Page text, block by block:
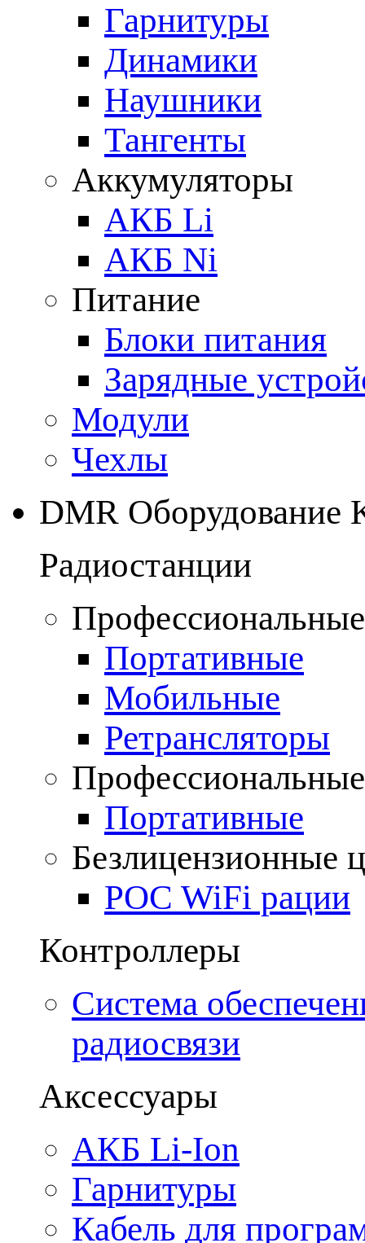
Гарнитуры
Динамики
Наушники
Тангенты
Аккумуляторы
АКБ Li
АКБ Ni
Питание
Блоки питания
Зарядные
Модули
Чехлы
DMR Оборудование
Радиостанции
Портативные
Мобильные
Ретрансляторы
Портативные
Безлицензионные
POC WiFi рации
Контроллеры
Система
радиосвязи
Аксессуары
АКБ Li-Ion
Гарнитуры
Кабель для